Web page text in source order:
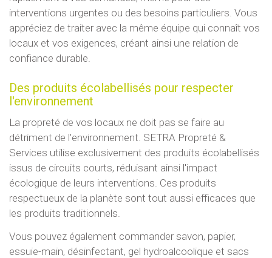
interventions urgentes ou des besoins particuliers. Vous
appréciez de traiter avec la même équipe qui connaît vos
locaux et vos exigences, créant ainsi une relation de
confiance durable.
Des produits écolabellisés pour respecter
l'environnement
La propreté de vos locaux ne doit pas se faire au
détriment de l'environnement. SETRA Propreté &
Services utilise exclusivement des produits écolabellisés
issus de circuits courts, réduisant ainsi l'impact
écologique de leurs interventions. Ces produits
respectueux de la planète sont tout aussi efficaces que
les produits traditionnels.
Vous pouvez également commander savon, papier,
essuie-main, désinfectant, gel hydroalcoolique et sacs